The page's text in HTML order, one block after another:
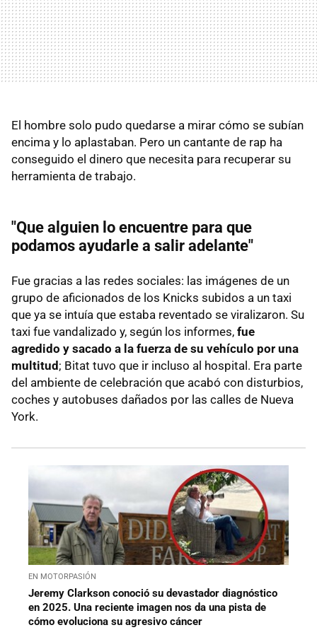
El hombre solo pudo quedarse a mirar cómo se subían
encima y lo aplastaban. Pero un cantante de rap ha
conseguido el dinero que necesita para recuperar su
herramienta de trabajo.
"Que alguien lo encuentre para que
podamos ayudarle a salir adelante"
Fue gracias a las redes sociales: las imágenes de un
grupo de aficionados de los Knicks subidos a un taxi
que ya se intuía que estaba reventado se viralizaron. Su
taxi fue vandalizado y, según los informes, fue
agredido y sacado a la fuerza de su vehículo por una
multitud ; Bitat tuvo que ir incluso al hospital. Era parte
del ambiente de celebración que acabó con disturbios,
coches y autobuses dañados por las calles de Nueva
York.
EN MOTORPASIÓN
Jeremy Clarkson conoció su devastador diagnóstico
en 2025. Una reciente imagen nos da una pista de
cómo evoluciona su agresivo cáncer